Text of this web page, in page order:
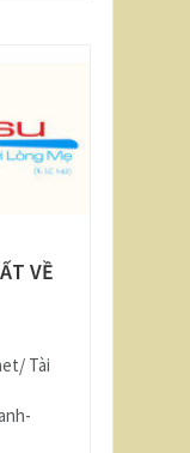
VỀ
Tài